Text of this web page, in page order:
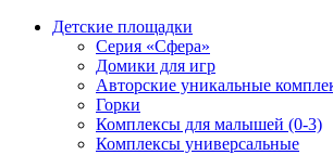
Детские площадки
Серия «Сфера»
Домики для игр
Авторские уникальные
Горки
Комплексы для малышей (0-3)
Комплексы универсальные